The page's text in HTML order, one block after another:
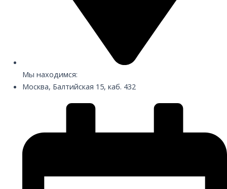
Мы находимся:
Москва, Балтийская 15, каб. 432